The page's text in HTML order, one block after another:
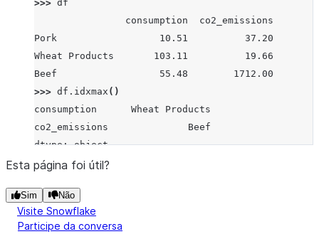
>>> df
                consumption  co2_emissions
Pork                  10.51          37.20
Wheat Products       103.11          19.66
Beef                  55.48        1712.00
>>> df . idxmax ()
consumption      Wheat Products
co2_emissions              Beef
dtype: object
>>> df .idxmax(
Wheat Products      consumption
Beef              co2_emissions
Esta página foi útil?
Sim Não
Visite Snowflake
Participe da conversa